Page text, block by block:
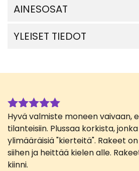
AINESOSAT
YLEISET TIEDOT
Arvostelu
tuotteesta:
5/ 5
Hyvä valmiste moneen vaivaan,
tilanteisiin. Plussaa korkista,
ylimääräisiä "kierteitä". Rakeet
siihen ja heittää kielen alle.
kiinni.